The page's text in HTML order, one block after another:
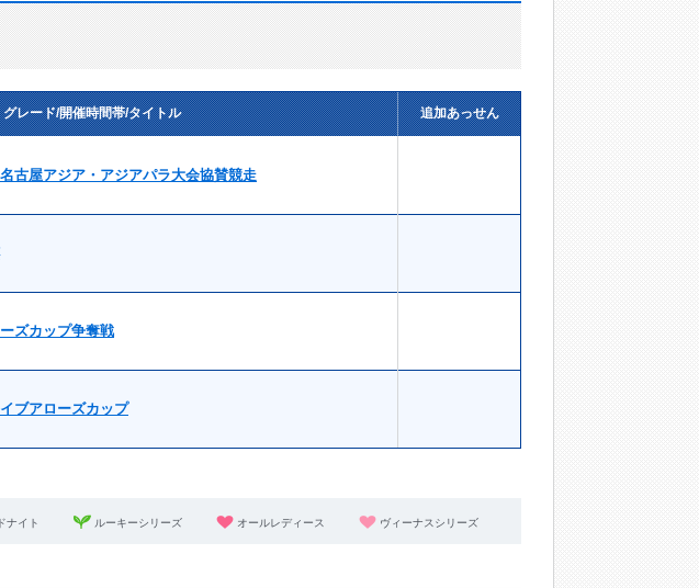
グレード/開催時間帯/タイトル 追加あっせん
古屋アジア・アジアパラ大会協賛競走
ズカップ争奪戦
ブアローズカップ
ナイト ルーキーシリーズ オールレディース ヴィーナスシリーズ